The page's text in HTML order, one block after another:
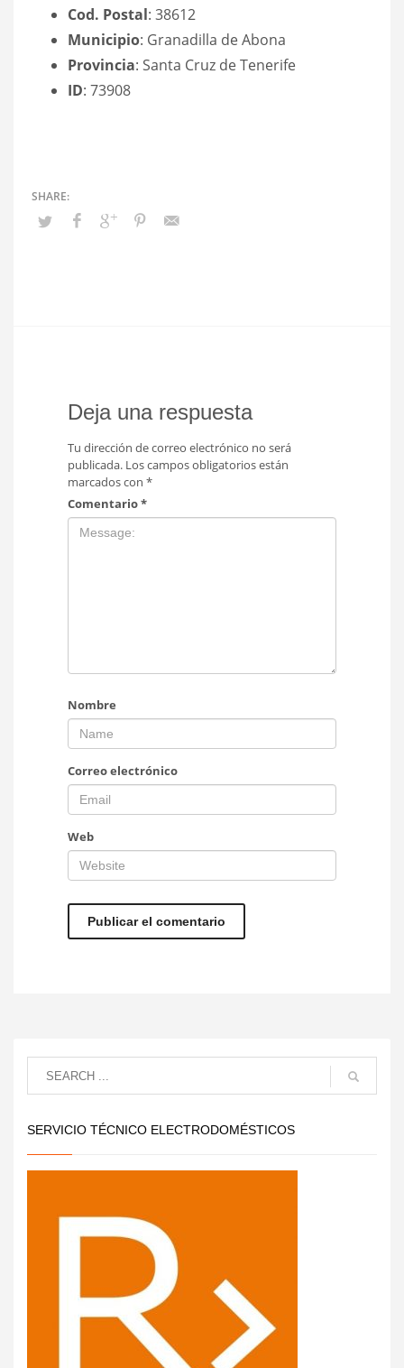
Cod. Postal: 38612
Municipio: Granadilla de Abona
Provincia: Santa Cruz de Tenerife
ID: 73908
Deja una respuesta
Tu dirección de correo electrónico no será
publicada. Los campos obligatorios están
marcados con *
Comentario*
Nombre
Correo electrónico
Web
SERVICIO TÉCNICO ELECTRODOMÉSTICOS